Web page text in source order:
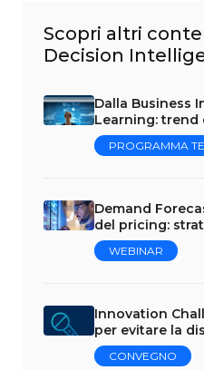
Scopri altri
Decision
Dalla Business
Learning: trend
PROGRAMMA
Demand
del pricing:
WEBINAR
Innovation
per evitare la
CONVEGNO